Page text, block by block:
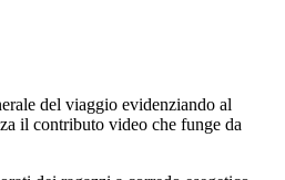
del viaggio evidenziando al
il contributo video che funge da